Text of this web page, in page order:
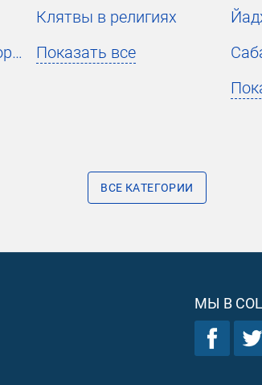
Украшение чтения Корана
Клятвы в религиях
Показать все
ВСЕ КАТЕГОРИИ
МЫ В